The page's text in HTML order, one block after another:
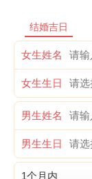
结婚吉日
女生姓名
女生生日
男生姓名
男生生日